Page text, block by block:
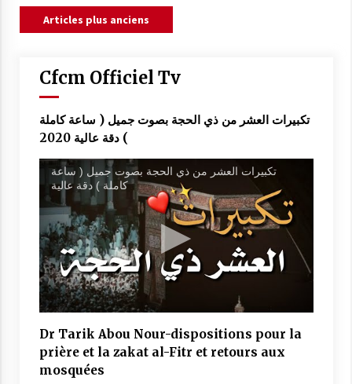
Navigation
articles
Articles plus anciens
Cfcm Officiel Tv
تكبيرات العشر من ذي الحجة بصوت جميل ( ساعة كاملة
) دقة عالية 2020
تكبيرات العشر من ذي الحجة بصوت جميل ( ساعة
كاملة ) دقة عالية
Dr Tarik Abou Nour-dispositions pour la
prière et la zakat al-Fitr et retours aux
mosquées